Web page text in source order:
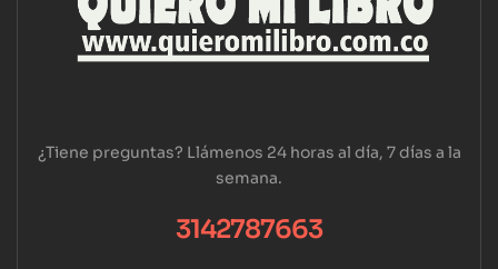
¿Tiene preguntas? Llámenos 24 horas al día, 7 días a la
semana.
3142787663